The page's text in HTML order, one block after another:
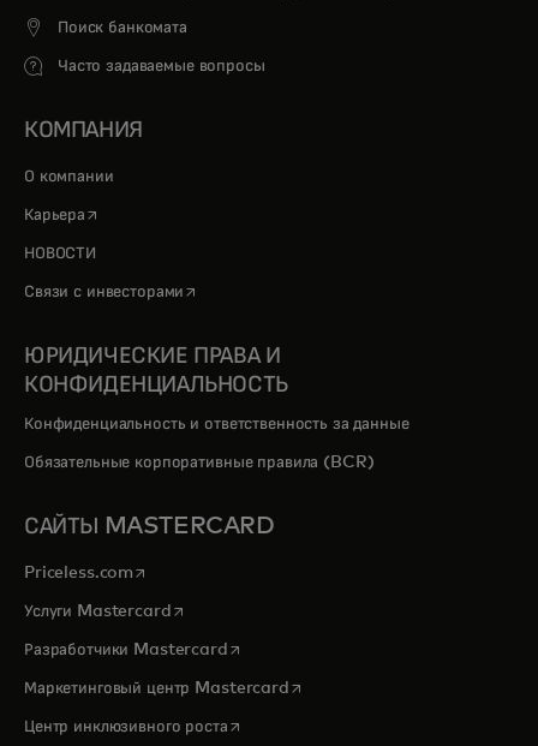
Поиск банкомата
Часто задаваемые вопросы
КОМПАНИЯ
О компании
Карьера opens in a new tab
НОВОСТИ
Связи с инвесторами opens in a new tab
ЮРИДИЧЕСКИЕ ПРАВА И
КОНФИДЕНЦИАЛЬНОСТЬ
Конфиденциальность и ответственность за данные
Обязательные корпоративные правила (BCR)
САЙТЫ MASTERCARD
Priceless.com opens in a new tab
Услуги Mastercardopens in a new tab
Разработчики Mastercardopens in a new tab
Маркетинговый центр Mastercardopens in a new tab
Центр инклюзивного ростаopens in a new tab